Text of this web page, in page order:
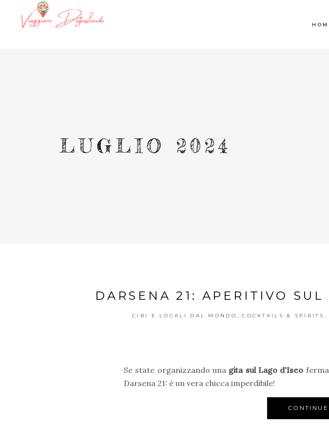
LUGLIO 2024
DARSENA 21: APERITIVO
CIBI E LOCALI DAL MONDO COCKTAILS & SPIRITS
Se state organizzando una gita sul Lago d'Iseo
Darsena 21: è un vera chicca imperdibile!